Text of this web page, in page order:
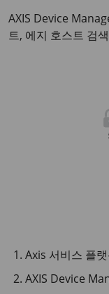
AXIS Device
트, 에지 호스트 검
Axis 서비스 플
AXIS Device